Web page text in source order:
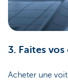
3. Faites
Acheter une